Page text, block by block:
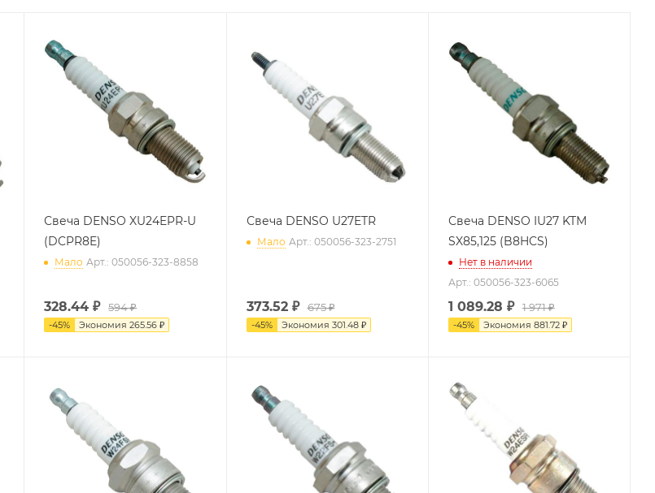
Свеча DENSO XU24EPR-U
(DCPR8E)
Мало Арт.: 050056-323-8858
328.44 ₽ 594 ₽
-45% Экономия265.56 ₽
Свеча DENSO U27ETR
Мало Арт.: 050056-323-2751
373.52₽ 675 ₽
-45% Экономия 301.48 ₽
Свеча DENSO IU27 KTM
SX85,125 (B8HCS)
Нет в наличии
Арт.: 050056-323-6065
1 089.28 ₽ 1 971 ₽
-45% Экономия 881.72 ₽